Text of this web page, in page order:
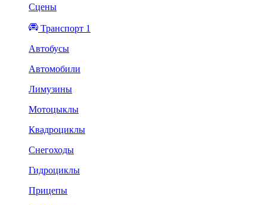
Сцены
Транспорт 1
Автобусы
Автомобили
Лимузины
Мотоцыклы
Квадроциклы
Снегоходы
Гидроциклы
Прицепы